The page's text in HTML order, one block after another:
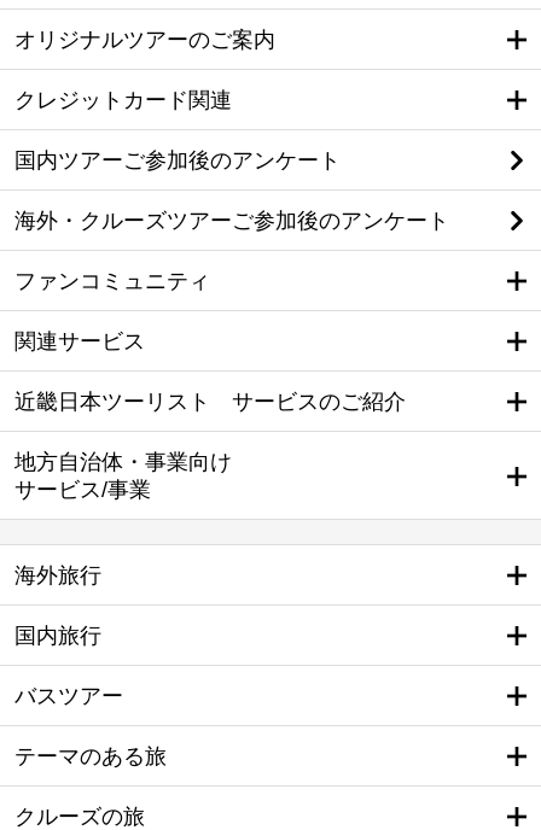
オリジナルツアーのご案内
クレジットカード関連
国内ツアーご参加後のアンケート
海外・クルーズツアーご参加後のアンケート
ファンコミュニティ
関連サービス
近畿日本ツーリスト サービスのご紹介
地方自治体・事業向け
サービス/事業
海外旅行
国内旅行
バスツアー
テーマのある旅
クルーズの旅